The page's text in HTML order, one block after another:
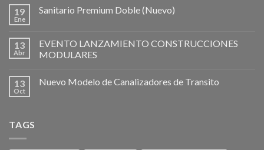
19
Ene
Sanitario Premium Doble (Nuevo)
13
Abr
EVENTO LANZAMIENTO CONSTRUCCIONES
MODULARES
13
Oct
Nuevo Modelo de Canalizadores de Transito
TAGS